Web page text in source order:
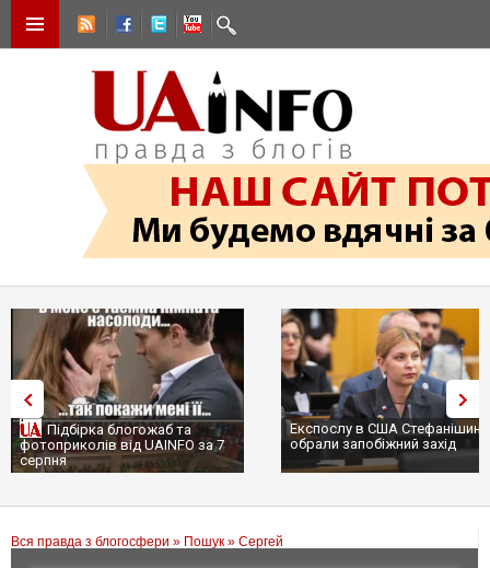
Підбірка блогожаб та
фотоприколів від UAINFO за 7
серпня
Експослу в США
обрали запобіжний захід
Вся правда з блогосфери » Пошук » Сергей